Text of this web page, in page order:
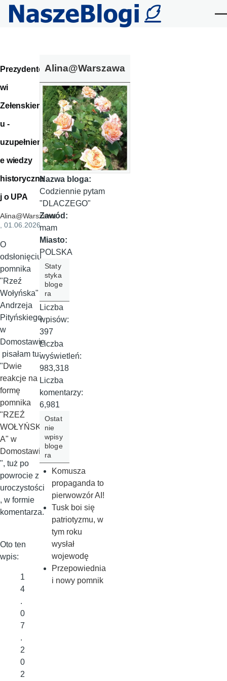
Przejdź do treści
Prezydento
wi
Zełenskiem
u -
uzupełnieni
e wiedzy
historyczne
j o UPA
Alina@Warszawa
, 01.06.2026
O
odsłonięciu
pomnika
"Rzeź
Wołyńska"
Andrzeja
Pityńskiego
w
Domostawie
pisałam tu:
"Dwie
reakcje na
formę
pomnika
"RZEŹ
WOŁYŃSK
A" w
Domostawie
", tuż po
powrocie z
uroczystości
, w formie
komentarza.
Oto ten
wpis:
1
4
.
0
7
.
2
0
2
Alina@Warszawa
Nazwa bloga:
Codziennie pytam
"DLACZEGO"
Zawód:
mam
Miasto:
POLSKA
Staty
styka
bloge
ra
Liczba
wpisów:
397
Liczba
wyświetleń:
983,318
Liczba
komentarzy:
6,981
Ostat
nie
wpisy
bloge
ra
Komusza
propaganda to
pierwowzór AI!
Tusk boi się
patriotyzmu, w
tym roku
wysłał
wojewodę
Przepowiednia
i nowy pomnik